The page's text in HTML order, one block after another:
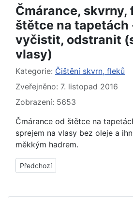
Čmárance, skvrny,
štětce na tapetách
vyčistit, odstranit
vlasy)
Základní údaje
Kategorie: Čištění skvrn, fleků
Zveřejněno: 7. listopad 2016
Zobrazení: 5653
Čmárance od štětce na
sprejem na vlasy bez oleje a
měkkým hadrem.
Předchozí článek: Čmárance,
Předchozí